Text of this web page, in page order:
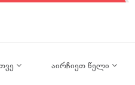
აირჩიეთ წელი